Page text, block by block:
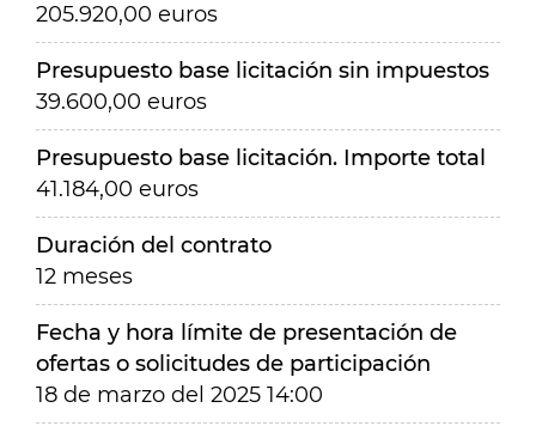
205.920,00 euros
Presupuesto base licitación sin impuestos
39.600,00 euros
Presupuesto base licitación. Importe total
41.184,00 euros
Duración del contrato
12 meses
Fecha y hora límite de presentación de
ofertas o solicitudes de participación
18 de marzo del 2025 14:00